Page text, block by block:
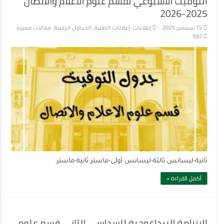
2025-2026
15 سبتمبر 2025 إعلانات, إعلانات الطلبة, الجداول الزمنية, مقالات مميزة
987
ثانية-ليسانس ثالثة-ليسانس أولى-ماستر ثانية-ماستر
أكمل القراءة »